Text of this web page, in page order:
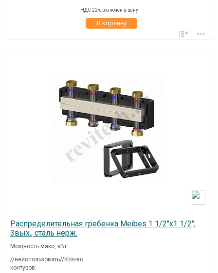
НДС 22% включен в цену
В корзину
Распределительная гребенка Meibes 1 1/2"х1 1/2",
3вых., сталь нерж.
Мощность макс, кВт:
//неиспользовать//Кол-во
контуров: